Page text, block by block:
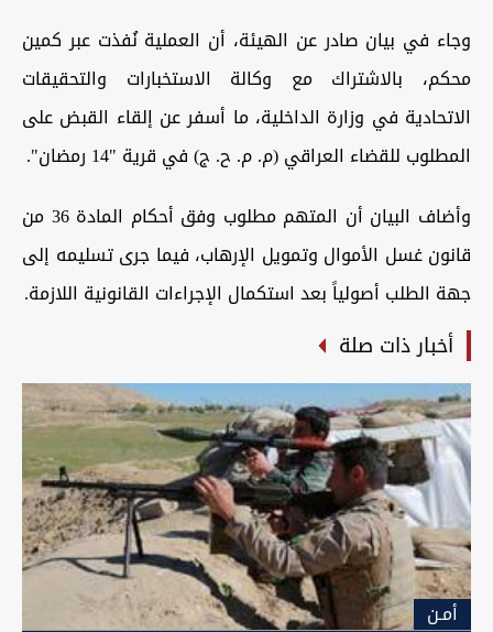
وجاء في بيان صادر عن الهيئة، أن العملية نُفذت عبر كمين
محكم، بالاشتراك مع وكالة الاستخبارات والتحقيقات
الاتحادية في وزارة الداخلية، ما أسفر عن إلقاء القبض على
المطلوب للقضاء العراقي (م. م. ح. ج) في قرية "14 رمضان".
وأضاف البيان أن المتهم مطلوب وفق أحكام المادة 36 من
قانون غسل الأموال وتمويل الإرهاب، فيما جرى تسليمه إلى
جهة الطلب أصولياً بعد استكمال الإجراءات القانونية اللازمة.
أخبار ذات صلة
أمـن